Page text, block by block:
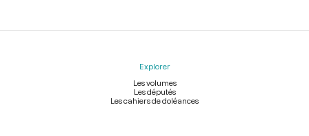
Explorer
Les volumes
Les députés
Les cahiers de doléances